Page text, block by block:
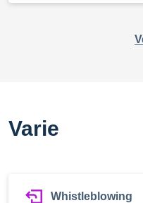
Varie
Whistleblowing